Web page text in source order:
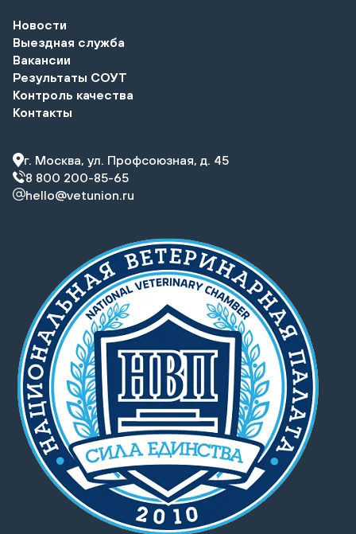
Новости
Выездная служба
Вакансии
Результаты СОУТ
Контроль качества
Контакты
г. Москва, ул. Профсоюзная, д. 45
8 800 200-85-65
hello@vetunion.ru